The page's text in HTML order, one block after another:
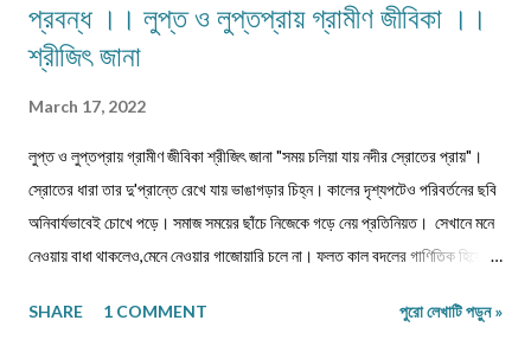
প্রবন্ধ ।। লুপ্ত ও লুপ্তপ্রায় গ্রামীণ জীবিকা ।।
শ্রীজিৎ জানা
March 17, 2022
লুপ্ত ও লুপ্তপ্রায় গ্রামীণ জীবিকা শ্রীজিৎ জানা "সময় চলিয়া যায় নদীর স্রোতের প্রায়"।
স্রোতের ধারা তার দু'প্রান্তে রেখে যায় ভাঙাগড়ার চিহ্ন। কালের দৃশ্যপটেও পরিবর্তনের ছবি
অনিবার্যভাবেই চোখে পড়ে। সমাজ সময়ের ছাঁচে নিজেকে গড়ে নেয় প্রতিনিয়ত। সেখানে মনে
নেওয়ায় বাধা থাকলেও,মেনে নেওয়ার গাজোয়ারি চলে না। ফলত কাল বদলের গাণিতিক হিসেবে
থাকার সংগ্রাম। মানুষের জীবনযাপনের ক্ষেত্রে আজকে যা অত্যাবশ্যকীয় কাল তার বিকল্প রূপ
SHARE 1 COMMENT পুরো লেখাটি পড়ুন »